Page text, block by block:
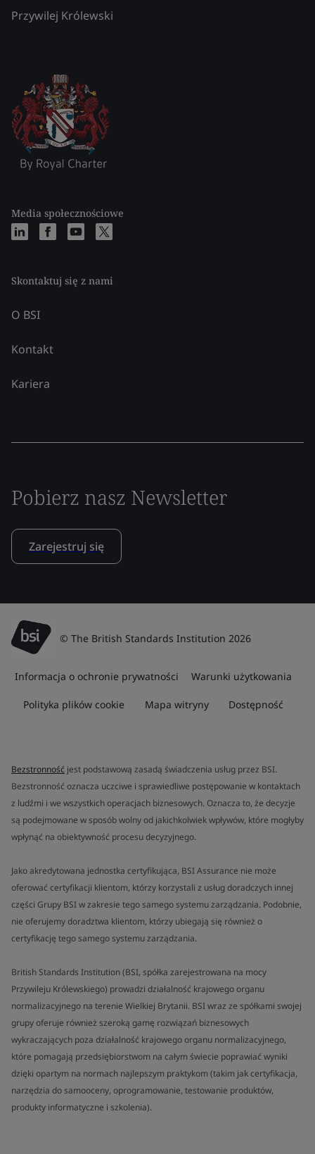
Przywilej Królewski
Media społecznościowe
Skontaktuj się z nami
O BSI
Kontakt
Kariera
Pobierz nasz Newsletter
Zarejestruj się
© The British Standards Institution 2026
Informacja o ochronie prywatności Warunki użytkowania
Polityka plików cookie Mapa witryny Dostępność
Bezstronność jest podstawową zasadą świadczenia usług przez BSI.
Bezstronność oznacza uczciwe i sprawiedliwe postępowanie w kontaktach
z ludźmi i we wszystkich operacjach biznesowych. Oznacza to, że decyzje
są podejmowane w sposób wolny od jakichkolwiek wpływów, które mogłyby
wpłynąć na obiektywność procesu decyzyjnego.
Jako akredytowana jednostka certyfikująca, BSI Assurance nie może
oferować certyfikacji klientom, którzy korzystali z usług doradczych innej
części Grupy BSI w zakresie tego samego systemu zarządzania. Podobnie,
nie oferujemy doradztwa klientom, którzy ubiegają się również o
certyfikację tego samego systemu zarządzania.
British Standards Institution (BSI, spółka zarejestrowana na mocy
Przywileju Królewskiego) prowadzi działalność krajowego organu
normalizacyjnego na terenie Wielkiej Brytanii. BSI wraz ze spółkami swojej
grupy oferuje również szeroką gamę rozwiązań biznesowych
wykraczających poza działalność krajowego organu normalizacyjnego,
które pomagają przedsiębiorstwom na całym świecie poprawiać wyniki
dzięki opartym na normach najlepszym praktykom (takim jak certyfikacja,
narzędzia do samooceny, oprogramowanie, testowanie produktów,
produkty informatyczne i szkolenia).